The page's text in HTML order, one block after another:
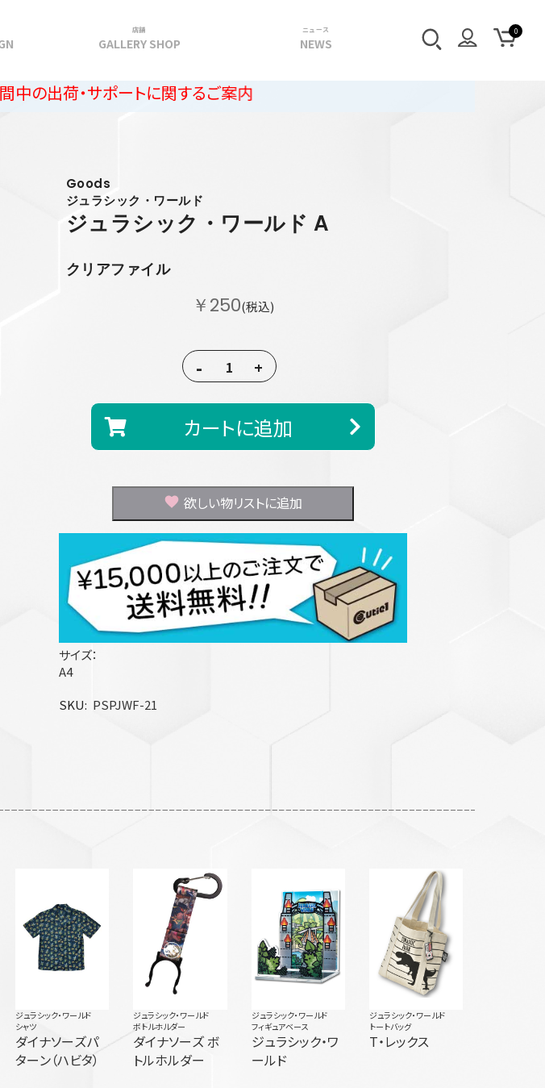
店舗
GALLERY SHOP
ニュース
NEWS
ポートに関するご案内
Goods
ジュラシック・ワールド
ジュラシック・ワールド A
クリアファイル
￥250(税込)
- +
カートに追加
欲しい物リストに追加
サイズ：
A4
SKU
PSPJWF-21
ジュラシック・ワールド
シャツ
ダイナソーズパ
ターン（ハビタ）
ジュラシック・ワールド
ボトルホルダー
ダイナソーズ ボ
トルホルダー
ジュラシック・ワールド
フィギュアベース
ジュラシック・ワ
ールド
ジュラシック・ワールド
トートバッグ
T・レックス